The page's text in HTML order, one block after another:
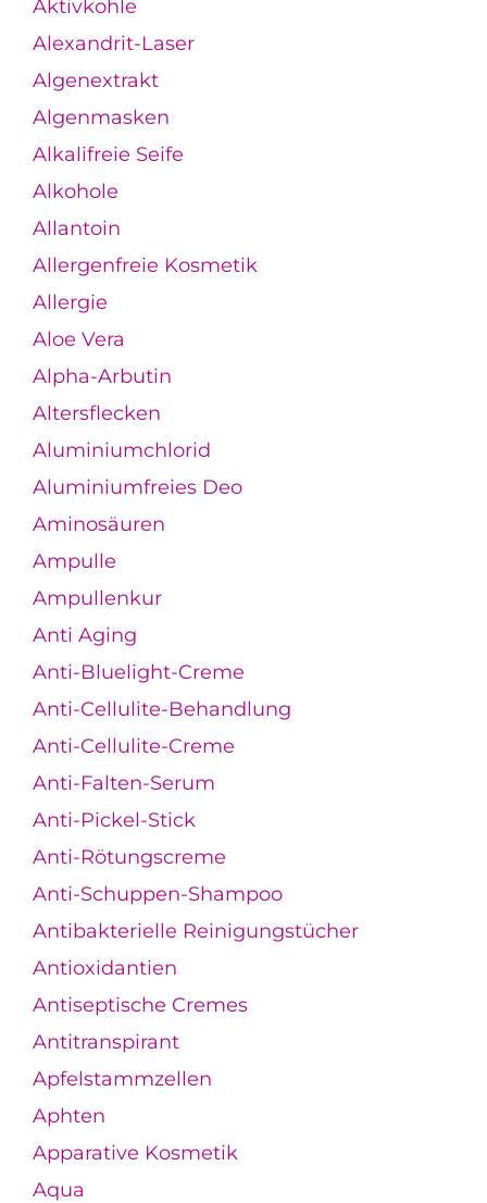
Aktivkohle
Alexandrit-Laser
Algenextrakt
Algenmasken
Alkalifreie Seife
Alkohole
Allantoin
Allergenfreie Kosmetik
Allergie
Aloe Vera
Alpha-Arbutin
Altersflecken
Aluminiumchlorid
Aluminiumfreies Deo
Aminosäuren
Ampulle
Ampullenkur
Anti Aging
Anti-Bluelight-Creme
Anti-Cellulite-Behandlung
Anti-Cellulite-Creme
Anti-Falten-Serum
Anti-Pickel-Stick
Anti-Rötungscreme
Anti-Schuppen-Shampoo
Antibakterielle Reinigungstücher
Antioxidantien
Antiseptische Cremes
Antitranspirant
Apfelstammzellen
Aphten
Apparative Kosmetik
Aqua